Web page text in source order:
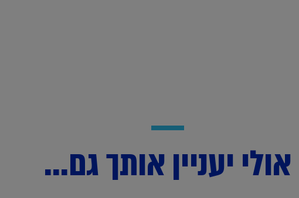
אולי יעניין אותך גם...